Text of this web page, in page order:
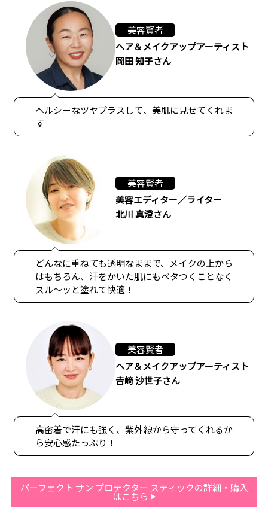
美容賢者
ヘア＆メイクアップアーティスト
岡田 知子さん
ヘルシーなツヤプラスして、美肌に見せてくれま
す
美容賢者
美容エディター／ライター
北川 真澄さん
どんなに重ねても透明なままで、メイクの上から
はもちろん、汗をかいた肌にもベタつくことなく
スル〜ッと塗れて快適！
美容賢者
ヘア＆メイクアップアーティスト
𠮷﨑 沙世子さん
高密着で汗にも強く、紫外線から守ってくれるか
ら安心感たっぷり！
パーフェクト サン プロテクター スティックの詳細・購入
はこちら